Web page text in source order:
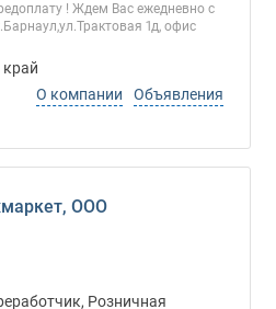
! Ждем Вас ежедневно с
1д, офис
край
О компании
Объявления
ООО
Розничная